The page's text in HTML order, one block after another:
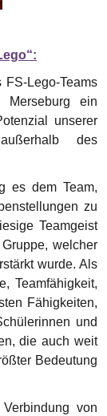
FS-Lego-Teams
Merseburg ein
unserer
des
es dem Team,
zu
Teamgeist
welcher
wurde. Als
Teamfähigkeit,
Fähigkeiten,
und
die auch weit
Bedeutung
von